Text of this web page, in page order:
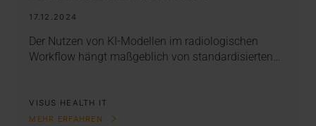
17.12.2024
Der Nutzen von KI-Modellen im radiologischen
Workflow hängt maßgeblich von standardisierten…
VISUS HEALTH IT
MEHR ERFAHREN